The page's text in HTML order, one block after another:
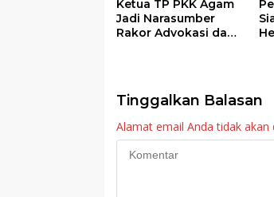
Ketua TP PKK Agam
Jadi Narasumber
Rakor Advokasi dan
Tinggalkan Balasan
Alamat email Anda tidak akan